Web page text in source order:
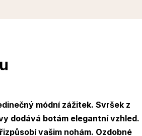
módní zážitek. Svršek z
dodává botám elegantní vzhled.
vašim nohám. Ozdobné